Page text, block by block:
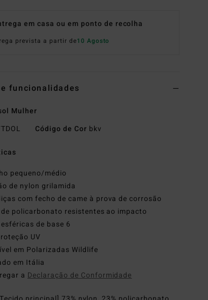
em casa ou em ponto de recolha
prevista a partir de10 Agosto
funcionalidades
Mulher
Código de Cor bkv
pequeno/médio
de nylon grilamida
com fecho de came à prova de corrosão
de policarbonato resistentes ao impacto
esféricas de base 6
UV
em Polarizadas Wildlife
em Itália
a Declaração de Conformidade